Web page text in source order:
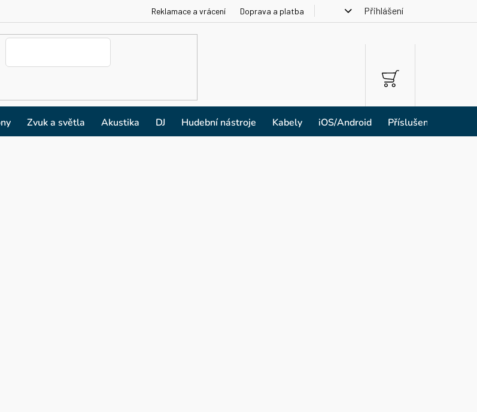
Reklamace a vrácení Doprava a platba Přihlášení
NÁKUPNÍ
KOŠÍK
Zvuk a světla Akustika DJ Hudební nástroje Kabely iOS/Android Příslušenství